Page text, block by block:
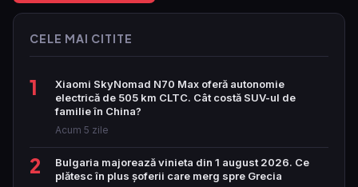
CELE MAI CITITE
1
Xiaomi SkyNomad N70 Max oferă autonomie
electrică de 505 km CLTC. Cât costă SUV-ul de
familie în China?
Acum 5 zile
2
Bulgaria majorează vinieta din 1 august 2026. Ce
plătesc în plus șoferii care merg spre Grecia